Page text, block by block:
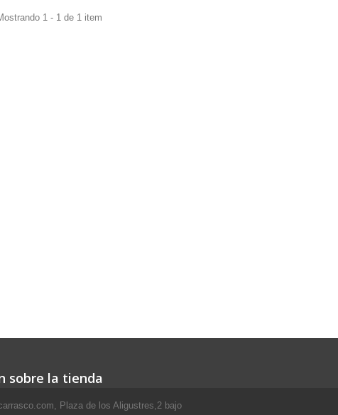
1 - 1 de 1 item
sobre la tienda
Plaza de los Aligustres,2 bajo